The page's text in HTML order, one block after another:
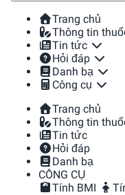
Trang chủ
Thông tin
Tin tức
Hỏi đáp
Danh bạ
Công cụ
Trang chủ
Thông tin
Tin tức
Hỏi đáp
Danh bạ
CÔNG CỤ
Tính BMI